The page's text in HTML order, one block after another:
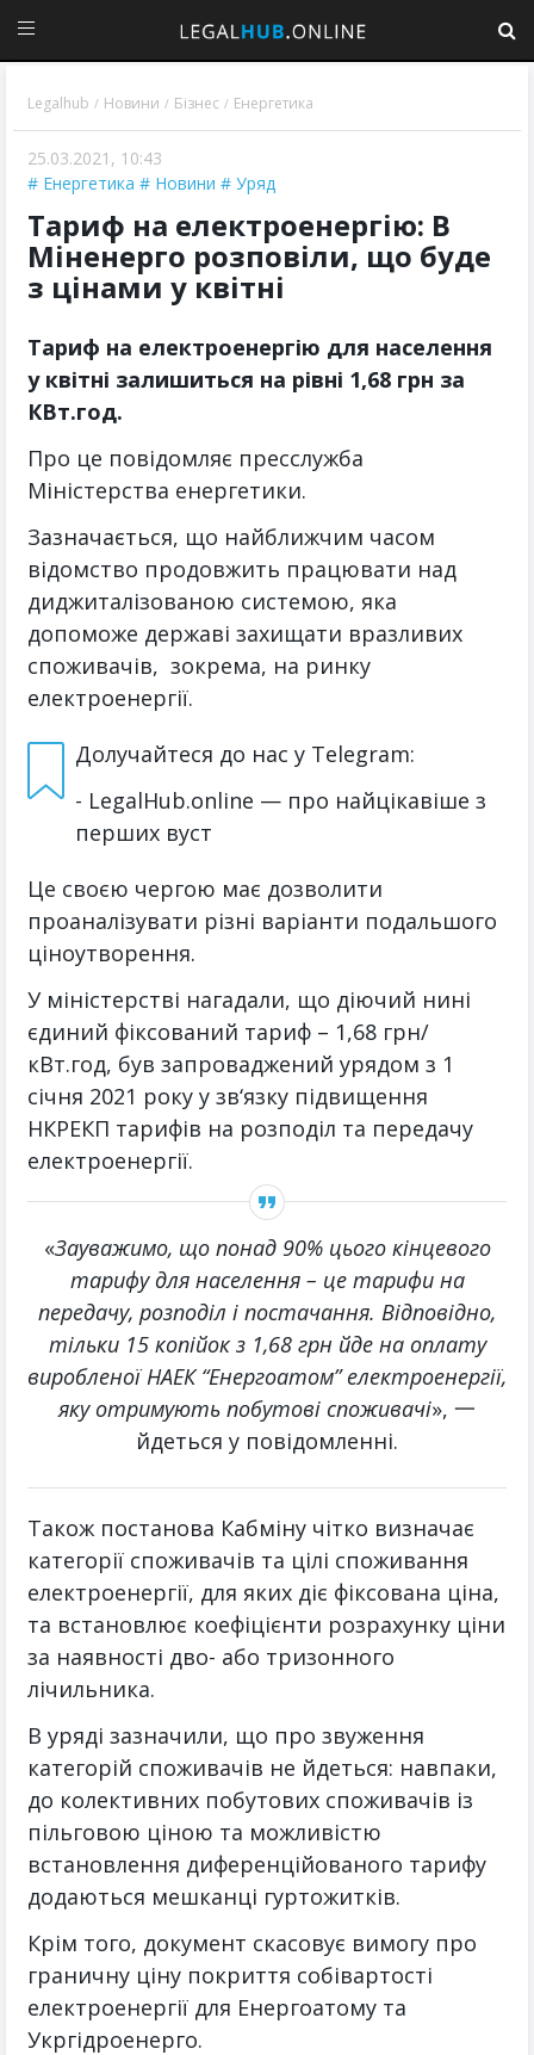
Legalhub / Новини / Бізнес / Енергетика
25.03.2021, 10:43
Енергетика
Новини Уряд
Тариф на електроенергію: В
Міненерго розповіли, що буде
з цінами у квітні
Тариф на електроенергію для населення
у квітні залишиться на рівні 1,68 грн за
КВт.год.
Про це повідомляє пресслужба
Міністерства енергетики.
Зазначається, що найближчим часом
відомство продовжить працювати над
диджиталізованою системою, яка
допоможе державі захищати вразливих
споживачів, зокрема, на ринку
електроенергії.
Долучайтеся до нас у Telegram:
- LegalHub.online — про найцікавіше з
перших вуст
Це своєю чергою має дозволити
проаналізувати різні варіанти подальшого
ціноутворення.
У міністерстві нагадали, що діючий нині
єдиний фіксований тариф – 1,68 грн/
кВт.год, був запроваджений урядом з 1
січня 2021 року у зв‘язку підвищення
НКРЕКП тарифів на розподіл та передачу
електроенергії.
«Зауважимо, що понад 90% цього кінцевого
тарифу для населення – це тарифи на
передачу, розподіл і постачання. Відповідно,
тільки 15 копійок з 1,68 грн йде на оплату
виробленої НАЕК “Енергоатом” електроенергії,
яку отримують побутові споживачі», 一
йдеться у повідомленні.
Також постанова Кабміну чітко визначає
категорії споживачів та цілі споживання
електроенергії, для яких діє фіксована ціна,
та встановлює коефіцієнти розрахунку ціни
за наявності дво- або тризонного
лічильника.
В уряді зазначили, що про звуження
категорій споживачів не йдеться: навпаки,
до колективних побутових споживачів із
пільговою ціною та можливістю
встановлення диференційованого тарифу
додаються мешканці гуртожитків.
Крім того, документ скасовує вимогу про
граничну ціну покриття собівартості
електроенергії для Енергоатому та
Укргідроенерго.